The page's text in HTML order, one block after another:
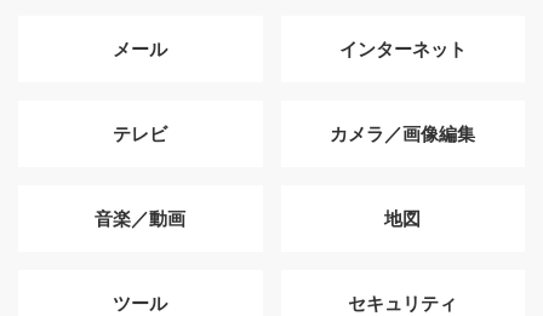
メール インターネット
テレビ カメラ／画像編集
音楽／動画 地図
ツール セキュリティ